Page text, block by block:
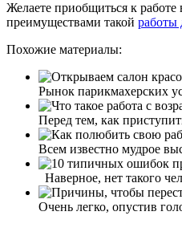
Желаете приобщиться к
преимуществами такой работы
Похожие материалы:
Рынок парикмахерских
Перед тем, как
Всем известно мудрое
Наверное, нет такого
Очень легко, опустив